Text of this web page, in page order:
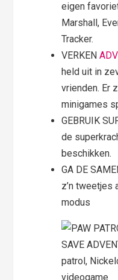
eigen
Marshall,
Tracker.
VERKEN
held uit in
vrienden. Er
minigames
GEBRUIK
de
beschikken.
GA DE
z’n tweetjes
modus